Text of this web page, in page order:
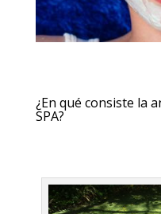
¿En qué consiste la
SPA?